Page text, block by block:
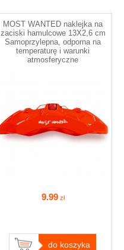
MOST WANTED naklejka na
zaciski hamulcowe 13X2,6 cm
Samoprzylepna, odporna na
temperaturę i warunki
atmosferyczne
9.99 zł
do koszyka